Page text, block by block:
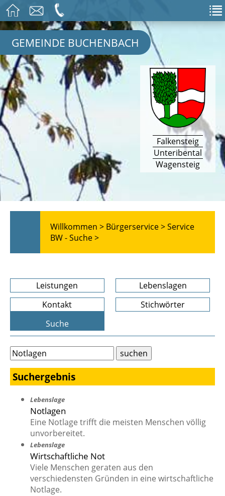
GEMEINDE BUCHENBACH
Falkensteig
Unteribental
Wagensteig
Willkommen > Bürgerservice >Service
BW - Suche >
Leistungen
Lebenslagen
Kontakt
Stichwörter
Suche
Suchergebnis
Lebenslage
Notlagen
Eine Notlage trifft die meisten Menschen völlig
unvorbereitet.
Lebenslage
Wirtschaftliche Not
Viele Menschen geraten aus den
verschiedensten Gründen in eine wirtschaftliche
Notlage.